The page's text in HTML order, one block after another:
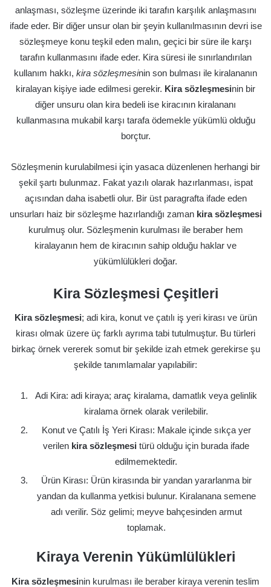
anlaşması, sözleşme üzerinde iki tarafın karşılık anlaşmasını
ifade eder. Bir diğer unsur olan bir şeyin kullanılmasının devri ise
sözleşmeye konu teşkil eden malın, geçici bir süre ile karşı
tarafın kullanmasını ifade eder. Kira süresi ile sınırlandırılan
kullanım hakkı, kira sözleşmesinin son bulması ile kiralananın
kiralayan kişiye iade edilmesi gerekir. Kira sözleşmesinin bir
diğer unsuru olan kira bedeli ise kiracının kiralananı
kullanmasına mukabil karşı tarafa ödemekle yükümlü olduğu
borçtur.
Sözleşmenin kurulabilmesi için yasaca düzenlenen herhangi bir
şekil şartı bulunmaz. Fakat yazılı olarak hazırlanması, ispat
açısından daha isabetli olur. Bir üst paragrafta ifade eden
unsurları haiz bir sözleşme hazırlandığı zaman kira sözleşmesi
kurulmuş olur. Sözleşmenin kurulması ile beraber hem
kiralayanın hem de kiracının sahip olduğu haklar ve
yükümlülükleri doğar.
Kira Sözleşmesi Çeşitleri
Kira sözleşmesi; adi kira, konut ve çatılı iş yeri kirası ve ürün
kirası olmak üzere üç farklı ayrıma tabi tutulmuştur. Bu türleri
birkaç örnek vererek somut bir şekilde izah etmek gerekirse şu
şekilde tanımlamalar yapılabilir:
Adi Kira: adi kiraya; araç kiralama, damatlık veya gelinlik
kiralama örnek olarak verilebilir.
Konut ve Çatılı İş Yeri Kirası: Makale içinde sıkça yer
verilen kira sözleşmesi türü olduğu için burada ifade
edilmemektedir.
Ürün Kirası: Ürün kirasında bir yandan yararlanma bir
yandan da kullanma yetkisi bulunur. Kiralanana semene
adı verilir. Söz gelimi; meyve bahçesinden armut
toplamak.
Kiraya Verenin Yükümlülükleri
Kira sözleşmesinin kurulması ile beraber kiraya verenin teslim